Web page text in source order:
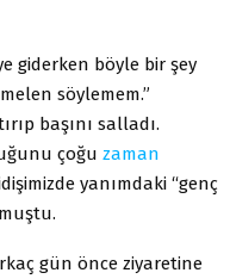
giderken böyle bir şey
söylemem.”
başını salladı.
çoğu zaman
yanımdaki “genç
gün önce ziyaretine